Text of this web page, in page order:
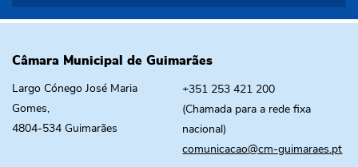
Câmara Municipal de Guimarães
Largo Cónego José Maria
Gomes,
4804-534 Guimarães
+351 253 421 200
(Chamada para a rede fixa
nacional)
comunicacao@cm-guimaraes.pt